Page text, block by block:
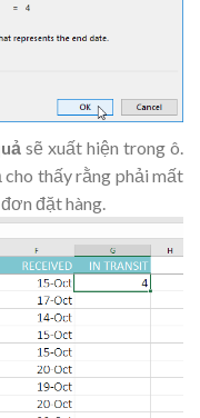
sẽ xuất hiện trong ô.
cho thấy rằng phải mất
đặt hàng.